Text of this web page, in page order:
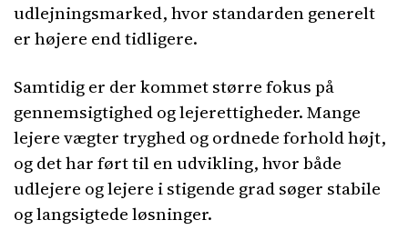
udlejningsmarked, hvor standarden generelt
er højere end tidligere.
Samtidig er der kommet større fokus på
gennemsigtighed og lejerettigheder. Mange
lejere vægter tryghed og ordnede forhold højt,
og det har ført til en udvikling, hvor både
udlejere og lejere i stigende grad søger stabile
og langsigtede løsninger.